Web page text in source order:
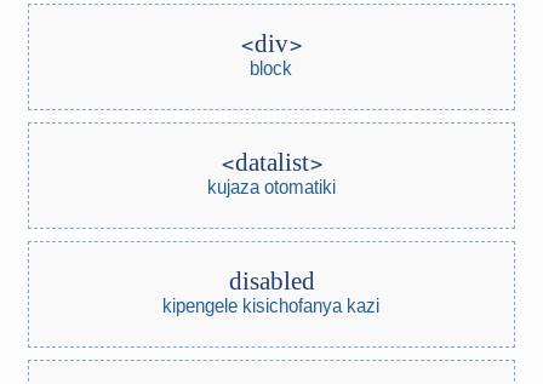
div
block
datalist
kujaza otomatiki
disabled
kipengele kisichofanya kazi